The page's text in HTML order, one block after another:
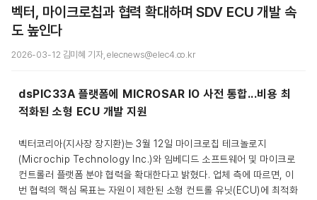
벡터, 마이크로칩과 협력 확대하며 SDV ECU 개발 속
도 높인다
2026-03-12 김미혜 기자, elecnews@elec4.co.kr
dsPIC33A 플랫폼에 MICROSAR IO 사전 통합...비용 최
적화된 소형 ECU 개발 지원
벡터코리아(지사장 장지환)는 3월 12일 마이크로칩 테크놀로지
(Microchip Technology Inc.)와 임베디드 소프트웨어 및 마이크로
컨트롤러 플랫폼 분야 협력을 확대한다고 밝혔다. 업체 측에 따르면, 이
번 협력의 핵심 목표는 자원이 제한된 소형 컨트롤 유닛(ECU)에 최적화